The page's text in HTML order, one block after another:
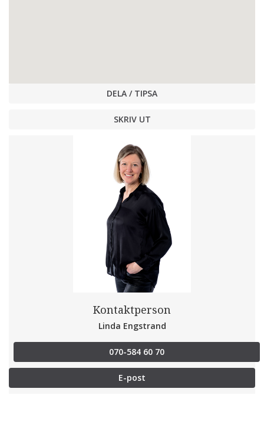
DELA / TIPSA
SKRIV UT
Kontaktperson
Linda Engstrand
070-584 60 70
E-post